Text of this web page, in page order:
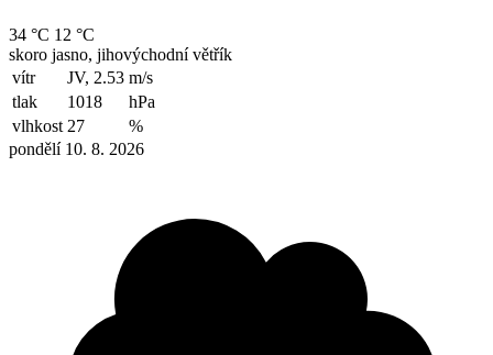
34 °C 12 °C
skoro jasno, jihovýchodní větřík
vítr
JV, 2.53 m/s
tlak
1018
hPa
vlhkost 27
%
pondělí 10. 8. 2026